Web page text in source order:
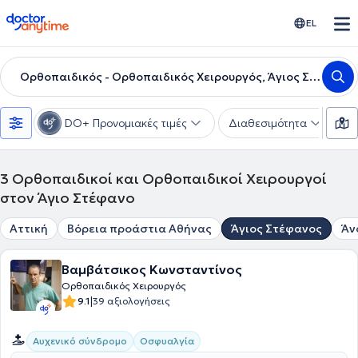
doctoranytime EL
Ορθοπαιδικός - Ορθοπαιδικός Χειρουργός, Άγιος Στέφανος
DO+ Προνομιακές τιμές Διαθεσιμότητα
3 Ορθοπαιδικοί και Ορθοπαιδικοί Χειρουργοί
στον Άγιο Στέφανο
Αττική Βόρεια προάστια Αθήνας Άγιος Στέφανος
Βαμβάτσικος Κωνσταντίνος
Ορθοπαιδικός Χειρουργός
9.1|39 αξιολογήσεις
Αυχενικό σύνδρομο Οσφυαλγία